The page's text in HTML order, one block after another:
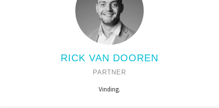
RICK VAN DOOREN
PARTNER
Vinding.